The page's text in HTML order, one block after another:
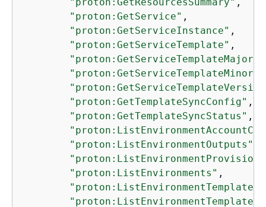
"proton:GetService" ,
"proton:GetServiceInstance" ,
"proton:GetServiceTemplate" ,
"proton:GetTemplateSyncConfig" ,
"proton:GetTemplateSyncStatus" ,
"proton:ListEnvironmentOutputs"
"proton:ListEnvironments" ,